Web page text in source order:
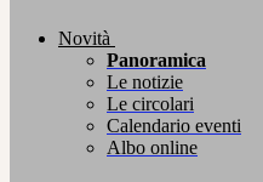
Novità
Panoramica
Le notizie
Le circolari
Calendario eventi
Albo online